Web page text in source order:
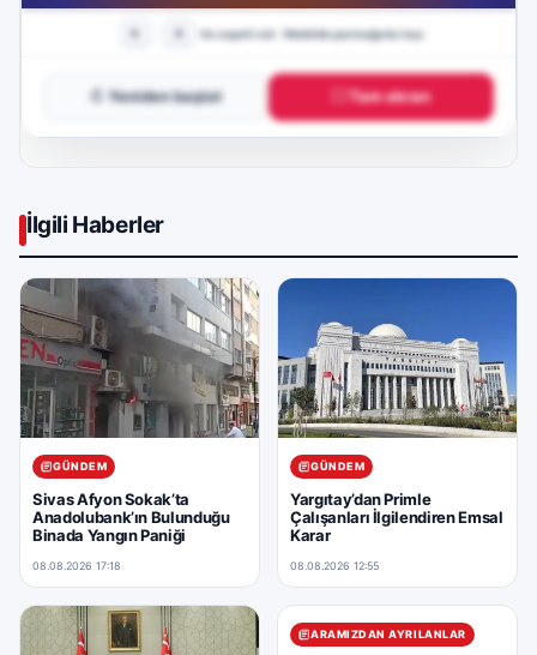
↻ Yeniden başlat ⛶ Tam ekran
İlgili Haberler
GÜNDEM
Sivas Afyon Sokak’ta
Anadolubank’ın Bulunduğu
Binada Yangın Paniği
08.08.2026 17:18
GÜNDEM
Yargıtay’dan Primle
Çalışanları İlgilendiren Emsal
Karar
08.08.2026 12:55
ARAMIZDAN AYRILANLAR